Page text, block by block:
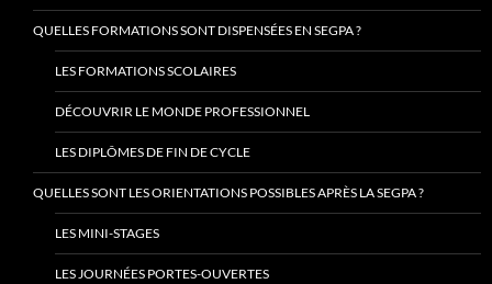
QUELLES FORMATIONS SONT DISPENSÉES EN SEGPA ?
LES FORMATIONS SCOLAIRES
DÉCOUVRIR LE MONDE PROFESSIONNEL
LES DIPLÔMES DE FIN DE CYCLE
QUELLES SONT LES ORIENTATIONS POSSIBLES APRÈS LA SEGPA ?
LES MINI-STAGES
LES JOURNÉES PORTES-OUVERTES